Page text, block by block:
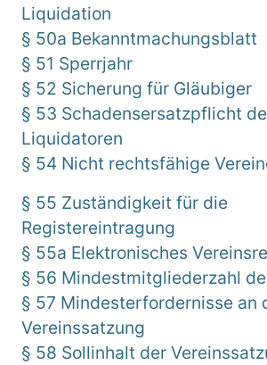
Liquidation
§ 50a Bekanntmachungsblatt
§ 51 Sperrjahr
§ 52 Sicherung für Gläubiger
§ 53 Schadensersatzpflicht
Liquidatoren
§ 54 Nicht rechtsfähige
§ 55 Zuständigkeit für die
Registereintragung
§ 55a Elektronisches
§ 56 Mindestmitgliederzahl
§ 57 Mindesterfordernisse an
Vereinssatzung
§ 58 Sollinhalt der